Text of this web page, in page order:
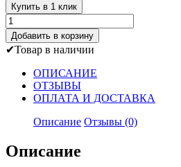
Купить в 1 клик
Количество
товара
Лебедь
средний
Добавить в корзину
Товар в наличии
ОПИСАНИЕ
ОТЗЫВЫ
ОПЛАТА И ДОСТАВКА
Описание Отзывы (0)
Описание